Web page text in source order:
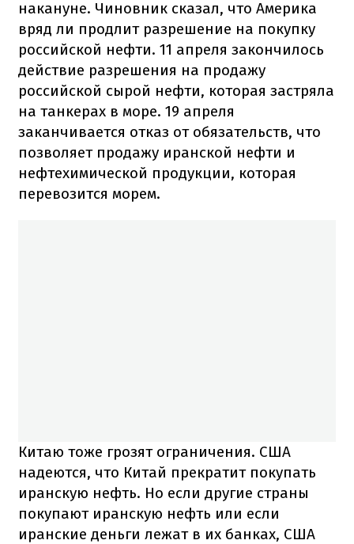
накануне. Чиновник сказал, что Америка
вряд ли продлит разрешение на покупку
российской нефти. 11 апреля закончилось
действие разрешения на продажу
российской сырой нефти, которая застряла
на танкерах в море. 19 апреля
заканчивается отказ от обязательств, что
позволяет продажу иранской нефти и
нефтехимической продукции, которая
перевозится морем.
Китаю тоже грозят ограничения. США
надеются, что Китай прекратит покупать
иранскую нефть. Но если другие страны
покупают иранскую нефть или если
иранские деньги лежат в их банках, США